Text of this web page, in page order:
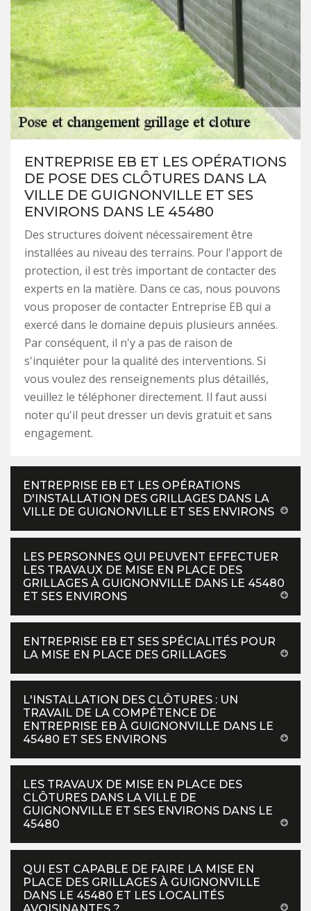
ENTREPRISE EB ET LES OPÉRATIONS
DE POSE DES CLÔTURES DANS LA
VILLE DE GUIGNONVILLE ET SES
ENVIRONS DANS LE 45480
Des structures doivent nécessairement être
installées au niveau des terrains. Pour l'apport de
protection, il est très important de contacter des
experts en la matière. Dans ce cas, nous pouvons
vous proposer de contacter Entreprise EB qui a
exercé dans le domaine depuis plusieurs années.
Par conséquent, il n'y a pas de raison de
s'inquiéter pour la qualité des interventions. Si
vous voulez des renseignements plus détaillés,
veuillez le téléphoner directement. Il faut aussi
noter qu'il peut dresser un devis gratuit et sans
engagement.
ENTREPRISE EB ET LES OPÉRATIONS
D'INSTALLATION DES GRILLAGES DANS LA
VILLE DE GUIGNONVILLE ET SES ENVIRONS
LES PERSONNES QUI PEUVENT EFFECTUER
LES TRAVAUX DE MISE EN PLACE DES
GRILLAGES À GUIGNONVILLE DANS LE 45480
ET SES ENVIRONS
ENTREPRISE EB ET SES SPÉCIALITÉS POUR
LA MISE EN PLACE DES GRILLAGES
L'INSTALLATION DES CLÔTURES : UN
TRAVAIL DE LA COMPÉTENCE DE
ENTREPRISE EB À GUIGNONVILLE DANS LE
45480 ET SES ENVIRONS
LES TRAVAUX DE MISE EN PLACE DES
CLÔTURES DANS LA VILLE DE
GUIGNONVILLE ET SES ENVIRONS DANS LE
45480
QUI EST CAPABLE DE FAIRE LA MISE EN
PLACE DES GRILLAGES À GUIGNONVILLE
DANS LE 45480 ET LES LOCALITÉS
AVOISINANTES ?